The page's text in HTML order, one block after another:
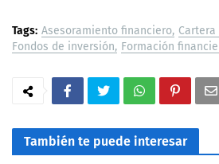
Tags: Asesoramiento financiero
Fondos de inversión Formación
También te puede interesar